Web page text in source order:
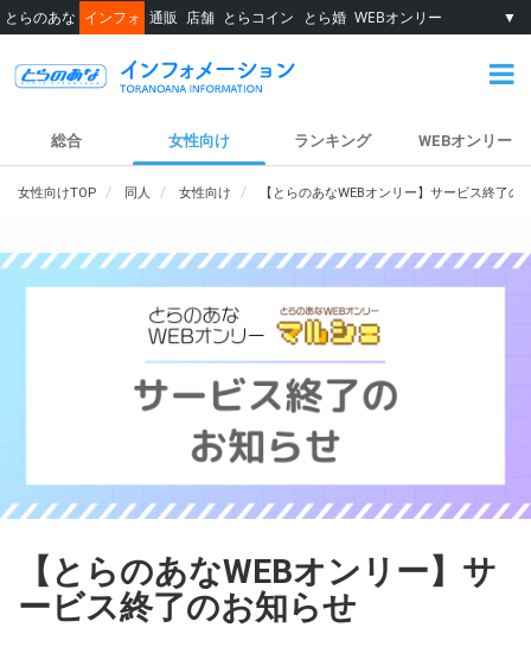
とらのあな インフォ 通販 店舗 とらコイン とら婚 WEBオンリー ▼
総合 女性向け ランキング WEBオンリー
女性向けTOP 同人 女性向け 【とらのあなWEBオンリー】サービス終了の
【とらのあなWEBオンリー】サ
ービス終了のお知らせ